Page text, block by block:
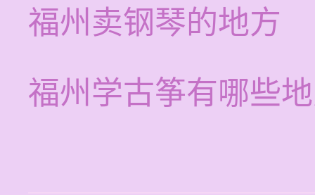
福州卖钢琴的地方
福州学古筝有哪些